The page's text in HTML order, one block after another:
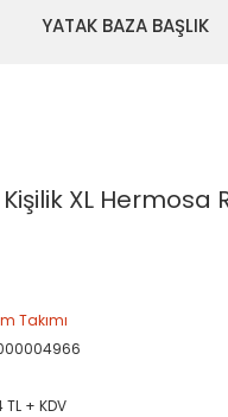
YATAK BAZA BAŞLIK
XL Hermosa
Takımı
TL + KDV